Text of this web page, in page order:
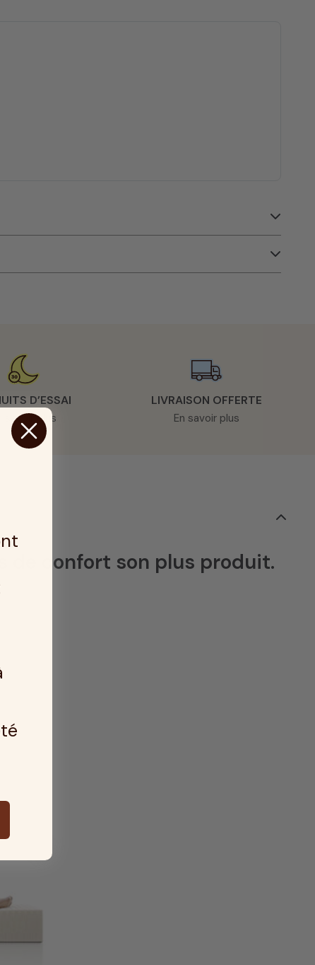
D’ESSAI
savoir plus
LIVRAISON OFFERTE
En savoir plus
de confort son plus produit.